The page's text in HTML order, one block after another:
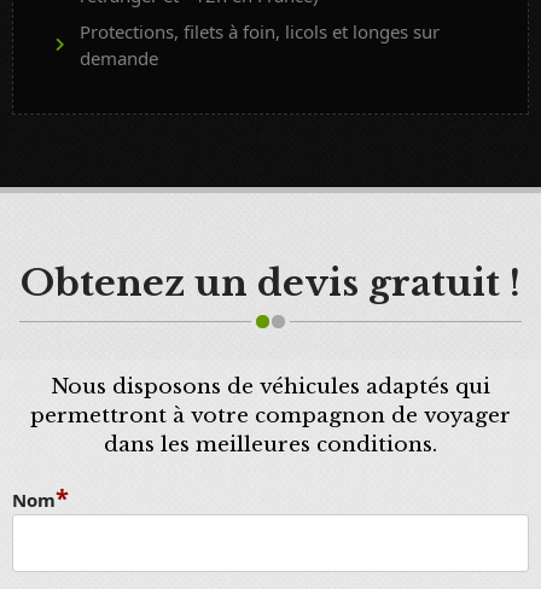
Protections, filets à foin, licols et longes sur
demande
Obtenez un devis gratuit !
Nous disposons de véhicules adaptés qui
permettront à votre compagnon de voyager
dans les meilleures conditions.
Nom*